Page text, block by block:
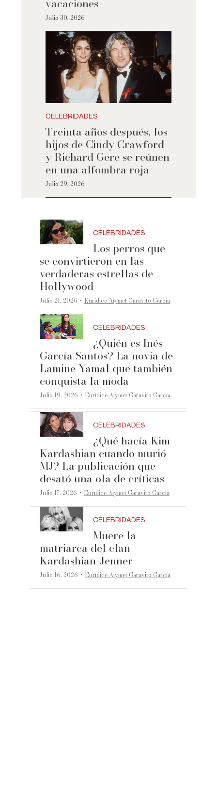
vacaciones
Julio 30, 2026
CELEBRIDADES
Treinta años después, los
hijos de Cindy Crawford
y Richard Gere se reúnen
en una alfombra roja
Julio 29, 2026
CELEBRIDADES
Los perros que
se convirtieron en las
verdaderas estrellas de
Hollywood
Julio 21, 2026 ·Eurídice Aiymet Garavito García
CELEBRIDADES
¿Quién es Inés
García Santos? La novia de
Lamine Yamal que también
conquista la moda
Julio 19, 2026 ·Eurídice Aiymet Garavito García
CELEBRIDADES
¿Qué hacía Kim
Kardashian cuando murió
MJ? La publicación que
desató una ola de críticas
Julio 17, 2026 ·Eurídice Aiymet Garavito García
CELEBRIDADES
Muere la
matriarca del clan
Kardashian-Jenner
Julio 16, 2026 ·Eurídice Aiymet Garavito García